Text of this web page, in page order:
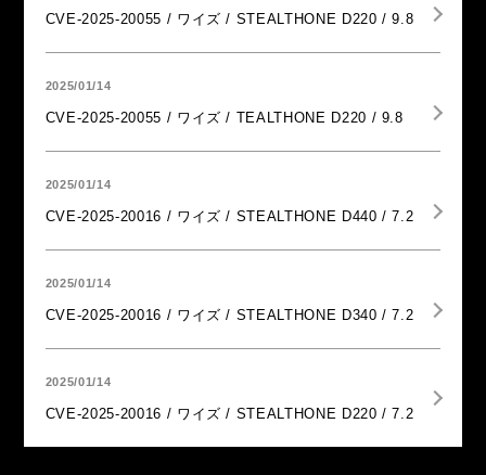
CVE-2025-20055 / ワイズ / STEALTHONE D220 / 9.8
2025/01/14
CVE-2025-20055 / ワイズ / TEALTHONE D220 / 9.8
2025/01/14
CVE-2025-20016 / ワイズ / STEALTHONE D440 / 7.2
2025/01/14
CVE-2025-20016 / ワイズ / STEALTHONE D340 / 7.2
2025/01/14
CVE-2025-20016 / ワイズ / STEALTHONE D220 / 7.2